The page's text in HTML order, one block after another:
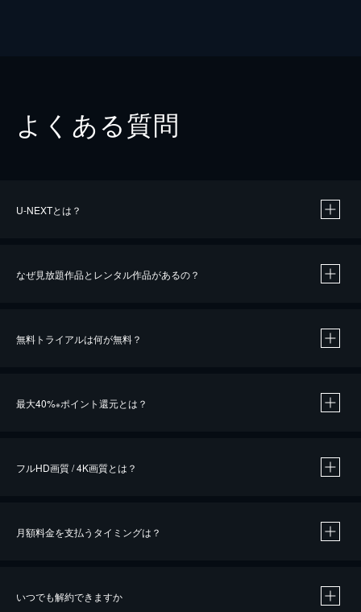
よくある質問
U-NEXTとは？
なぜ見放題作品とレンタル作品があるの？
無料トライアルは何が無料？
最大40%※ポイント還元とは？
※40％ポイント還元の対象は、クレジットカード決済による作品の購入 / レンタルです。
フルHD画質 / 4K画質とは？
月額料金を支払うタイミングは？
いつでも解約できますか